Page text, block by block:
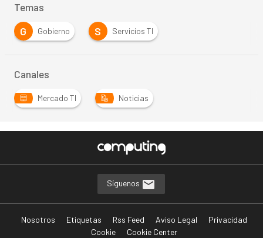
Temas
G
Gobierno S Servicios TI
Canales
Mercado TI Noticias
Síguenos
Nosotros Etiquetas Rss Feed Aviso Legal
Privacidad
Cookie
Cookie Center